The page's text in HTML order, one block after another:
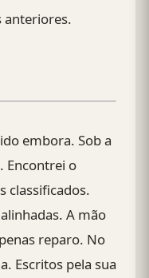
anteriores.
embora. Sob a
Encontrei o
classificados.
A mão
reparo. No
Escritos pela sua